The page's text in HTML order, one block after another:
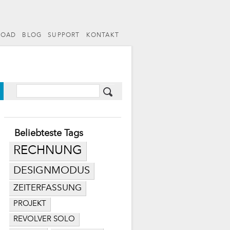
BLOG SUPPORT KONTAKT
Beliebteste Tags
RECHNUNG
DESIGNMODUS
ZEITERFASSUNG
PROJEKT
REVOLVER SOLO